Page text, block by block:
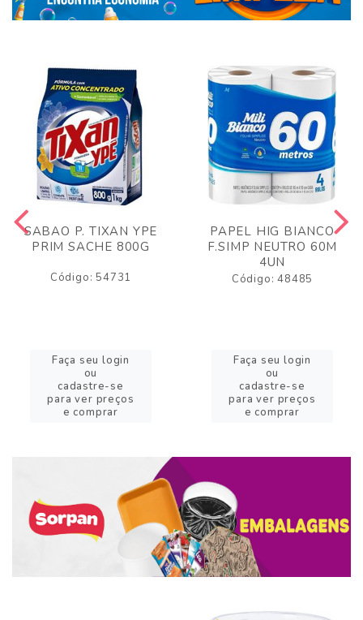
SABAO P. TIXAN YPE
PRIM SACHE 800G
Código: 54731
Faça seu login
ou
cadastre-se
para ver preços
e comprar
PAPEL HIG BIANCO
F.SIMP NEUTRO 60M
4UN
Código: 48485
Faça seu login
ou
cadastre-se
para ver preços
e comprar